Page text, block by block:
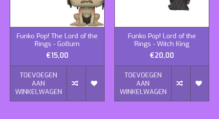
Funko Pop! The Lord of the
Rings - Gollum
€15,00
TOEVOEGEN
AAN
WINKELWAGEN
Funko Pop! Lord of the
Rings - Witch King
€20,00
TOEVOEGEN
AAN
WINKELWAGEN